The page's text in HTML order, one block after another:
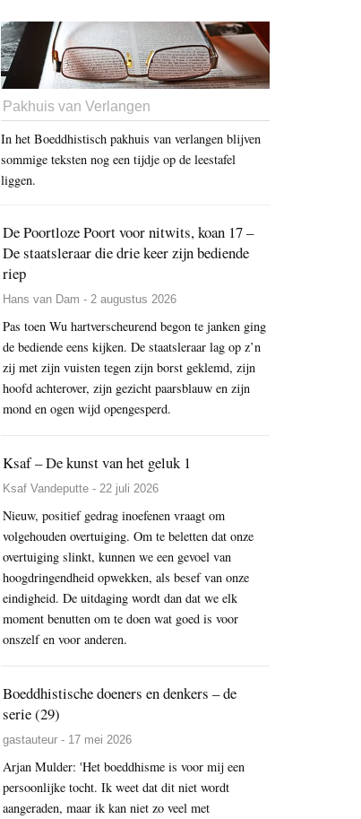
Pakhuis van Verlangen
In het Boeddhistisch pakhuis van verlangen blijven
sommige teksten nog een tijdje op de leestafel
liggen.
De Poortloze Poort voor nitwits, koan 17 –
De staatsleraar die drie keer zijn bediende
riep
Hans van Dam - 2 augustus 2026
Pas toen Wu hartverscheurend begon te janken ging
de bediende eens kijken. De staatsleraar lag op z’n
zij met zijn vuisten tegen zijn borst geklemd, zijn
hoofd achterover, zijn gezicht paarsblauw en zijn
mond en ogen wijd opengesperd.
Ksaf – De kunst van het geluk 1
Ksaf Vandeputte - 22 juli 2026
Nieuw, positief gedrag inoefenen vraagt om
volgehouden overtuiging. Om te beletten dat onze
overtuiging slinkt, kunnen we een gevoel van
hoogdringendheid opwekken, als besef van onze
eindigheid. De uitdaging wordt dan dat we elk
moment benutten om te doen wat goed is voor
onszelf en voor anderen.
Boeddhistische doeners en denkers – de
serie (29)
gastauteur - 17 mei 2026
Arjan Mulder: 'Het boeddhisme is voor mij een
persoonlijke tocht. Ik weet dat dit niet wordt
aangeraden, maar ik kan niet zo veel met